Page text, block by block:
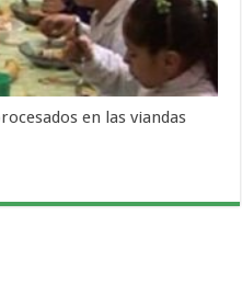
en las viandas